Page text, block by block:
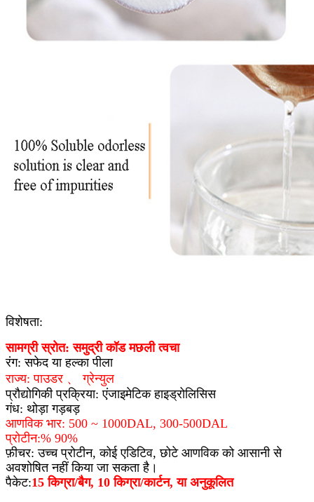
विशेषता:
सामग्री स्रोत: समुद्री कॉड मछली त्वचा
रंग: सफेद या हल्का पीला
राज्य: पाउडर 、 ग्रेन्युल
प्रौद्योगिकी प्रक्रिया: एंजाइमेटिक हाइड्रोलिसिस
गंध: थोड़ा गड़बड़
आणविक भार: 500 ~ 1000DAL, 300-500DAL
प्रोटीन:% 90%
फ़ीचर: उच्च प्रोटीन, कोई एडिटिव, छोटे आणविक को आसानी से
अवशोषित नहीं किया जा सकता है।
पैकेट:15 किग्रा/बैग, 10 किग्रा/कार्टन, या अनुकूलित